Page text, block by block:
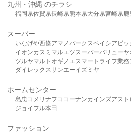
九州・沖縄 のチラシ
福岡県佐賀県長崎県熊本県大分県宮崎県鹿
スーパー
いなげや西條アマノパークスベイシア ビッ
イオンカスミ マルエツスーパーバリューヤ
ツルヤマルト オギノ エスマート ライフ業務
ダイレックスサンエーイズミヤ
ホームセンター
島忠 コメリ ナフコ コーナンカインズアスト
ジョイフル本田
ファッション